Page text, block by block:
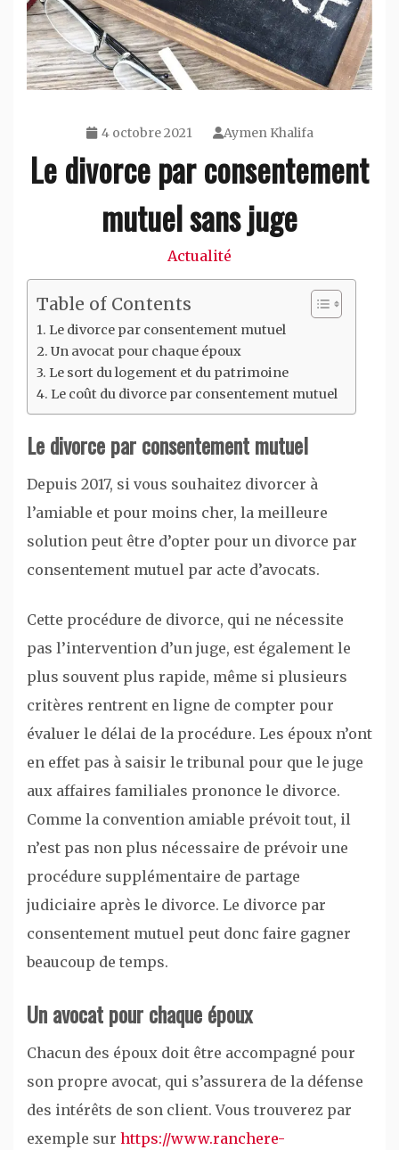
4 octobre 2021 Aymen Khalifa
Le divorce par consentement
mutuel sans juge
Actualité
Table of Contents
Le divorce par consentement mutuel
Un avocat pour chaque époux
Le sort du logement et du patrimoine
Le coût du divorce par consentement mutuel
Le divorce par consentement mutuel
Depuis 2017, si vous souhaitez divorcer à
l’amiable et pour moins cher, la meilleure
solution peut être d’opter pour un divorce par
consentement mutuel par acte d’avocats.
Cette procédure de divorce, qui ne nécessite
pas l’intervention d’un juge, est également le
plus souvent plus rapide, même si plusieurs
critères rentrent en ligne de compter pour
évaluer le délai de la procédure. Les époux n’ont
en effet pas à saisir le tribunal pour que le juge
aux affaires familiales prononce le divorce.
Comme la convention amiable prévoit tout, il
n’est pas non plus nécessaire de prévoir une
procédure supplémentaire de partage
judiciaire après le divorce. Le divorce par
consentement mutuel peut donc faire gagner
beaucoup de temps.
Un avocat pour chaque époux
Chacun des époux doit être accompagné pour
son propre avocat, qui s’assurera de la défense
des intérêts de son client. Vous trouverez par
exemple sur https://www.ranchere-